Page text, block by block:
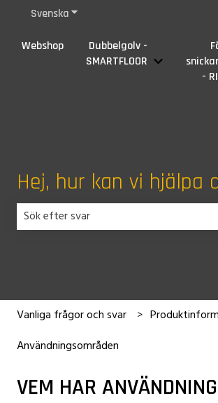
SvenskaVisa undermenyer för
Webshop
Dubbelgolv -
SMARTFLOOR
Visa
-
Hej, hur kan vi hjälpa
Vanliga frågor och svar
Användningsområden
VEM HAR